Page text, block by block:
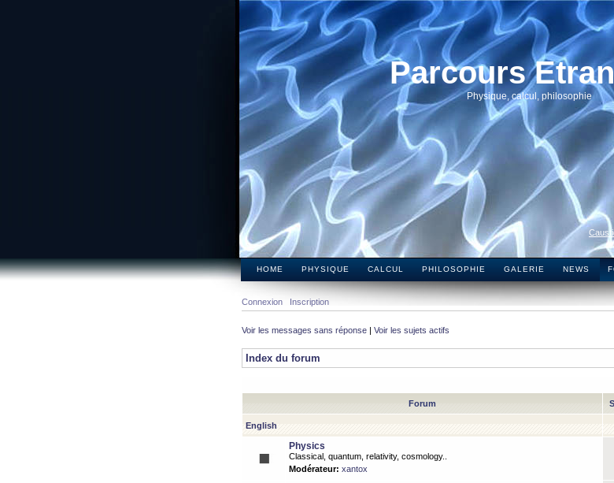
Parcours
Physique, calcul, philosophie
HOME PHYSIQUE CALCUL PHILOSOPHIE GALERIE NEWS
Connexion Inscription
Voir les messages sans réponse | Voir les sujets actifs
Index du forum
Forum
English
Physics
Classical, quantum, relativity, cosmology..
Modérateur: xantox